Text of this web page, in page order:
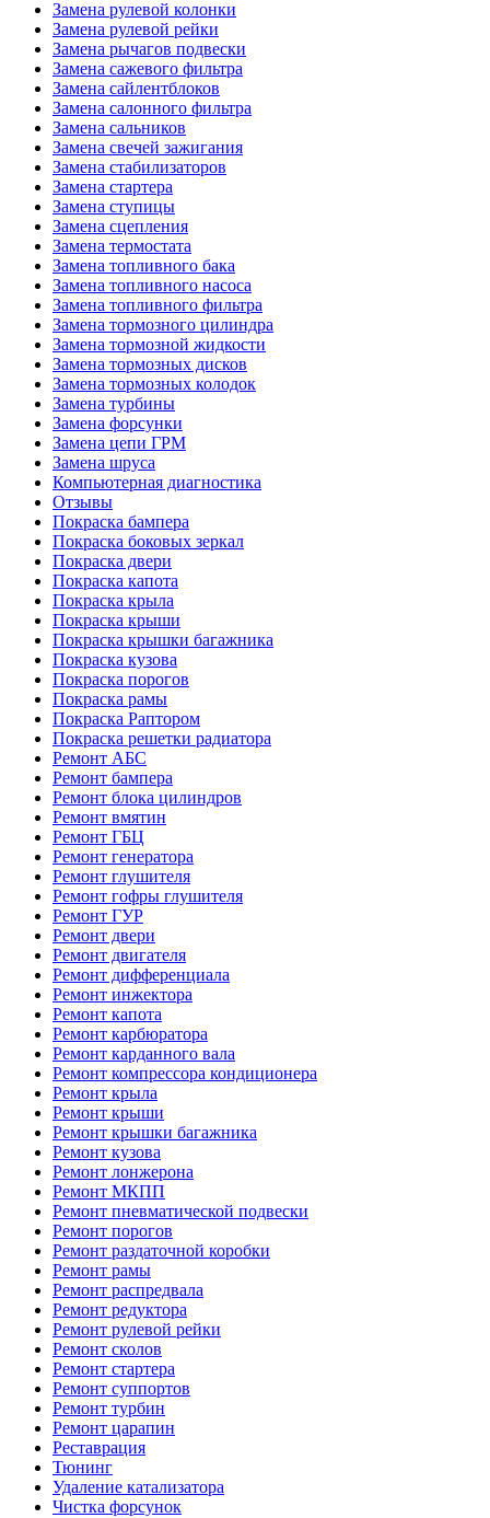
Замена рулевой колонки
Замена рулевой рейки
Замена рычагов подвески
Замена сажевого фильтра
Замена сайлентблоков
Замена салонного фильтра
Замена сальников
Замена свечей зажигания
Замена стабилизаторов
Замена стартера
Замена ступицы
Замена сцепления
Замена термостата
Замена топливного бака
Замена топливного насоса
Замена топливного фильтра
Замена тормозного цилиндра
Замена тормозной жидкости
Замена тормозных дисков
Замена тормозных колодок
Замена турбины
Замена форсунки
Замена цепи ГРМ
Замена шруса
Компьютерная диагностика
Отзывы
Покраска бампера
Покраска боковых зеркал
Покраска двери
Покраска капота
Покраска крыла
Покраска крыши
Покраска крышки багажника
Покраска кузова
Покраска порогов
Покраска рамы
Покраска Раптором
Покраска решетки радиатора
Ремонт АБС
Ремонт бампера
Ремонт блока цилиндров
Ремонт вмятин
Ремонт ГБЦ
Ремонт генератора
Ремонт глушителя
Ремонт гофры глушителя
Ремонт ГУР
Ремонт двери
Ремонт двигателя
Ремонт дифференциала
Ремонт инжектора
Ремонт капота
Ремонт карбюратора
Ремонт карданного вала
Ремонт компрессора кондиционера
Ремонт крыла
Ремонт крыши
Ремонт крышки багажника
Ремонт кузова
Ремонт лонжерона
Ремонт МКПП
Ремонт пневматической подвески
Ремонт порогов
Ремонт раздаточной коробки
Ремонт рамы
Ремонт распредвала
Ремонт редуктора
Ремонт рулевой рейки
Ремонт сколов
Ремонт стартера
Ремонт суппортов
Ремонт турбин
Ремонт царапин
Реставрация
Тюнинг
Удаление катализатора
Чистка форсунок